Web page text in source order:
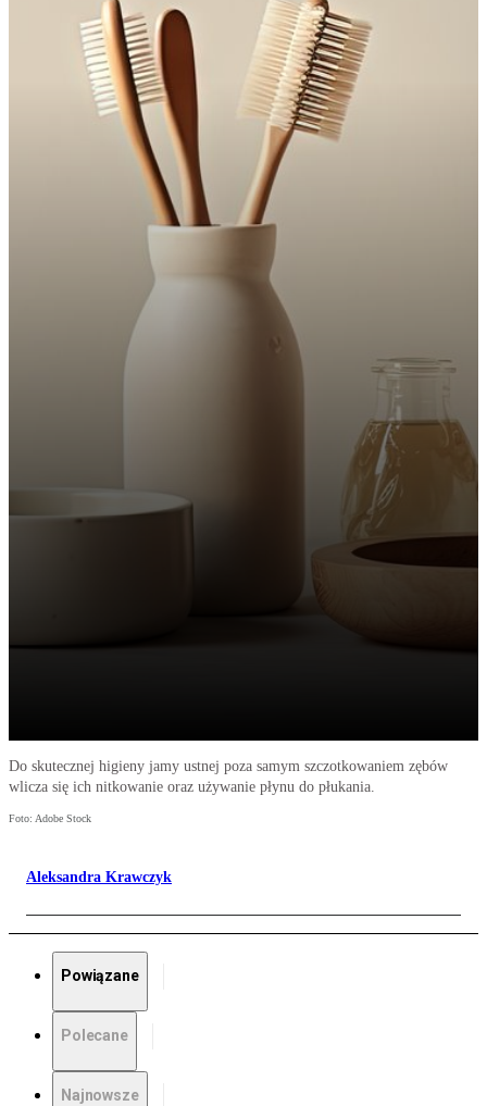
Do skutecznej higieny jamy ustnej poza samym szczotkowaniem zębów
wlicza się ich nitkowanie oraz używanie płynu do płukania.
Foto: Adobe Stock
Aleksandra Krawczyk
Powiązane
Polecane
Najnowsze